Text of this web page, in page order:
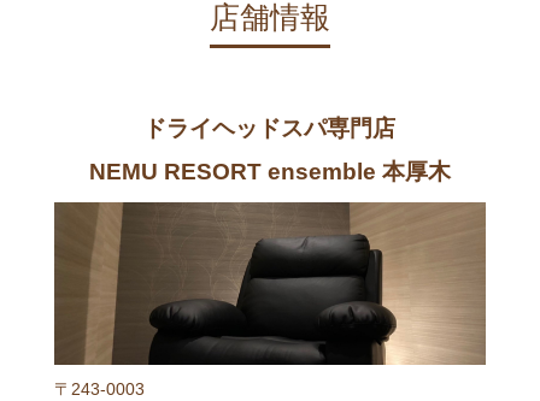
店舗情報
ドライヘッドスパ専門店
NEMU RESORT ensemble 本厚木
〒243-0003